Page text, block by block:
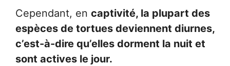
Cependant, en captivité, la plupart des
espèces de tortues deviennent diurnes,
c’est-à-dire qu’elles dorment la nuit et
sont actives le jour.